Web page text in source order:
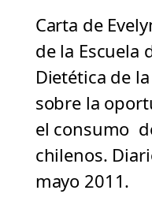
Carta de
de la Escuela
Dietética de
sobre la
el consumo
chilenos.
mayo 2011.